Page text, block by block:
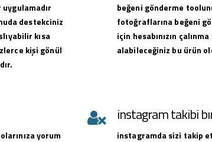
destekciniz
kısa
kişi gönül
beğeni gönderme
fotoğraflarına beğeni
için hesabınızın
alabileceğiniz bu ürün
yorum
instagram takibi
instagramda sizi takip